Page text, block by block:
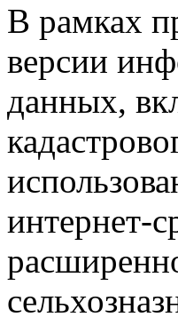
В рамках
версии
данных,
интернет-